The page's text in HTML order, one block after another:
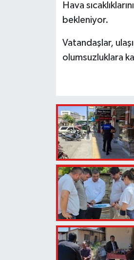
Hava
bekleniyor.
Vatandaşlar,
olumsuzluklara